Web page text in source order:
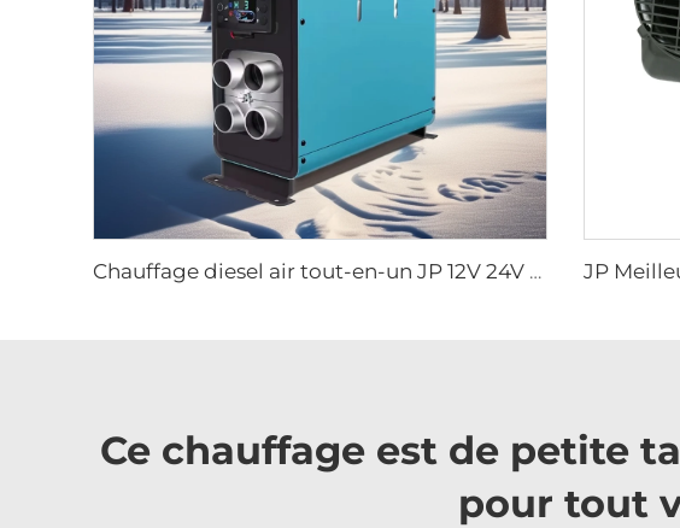
Chauffage diesel air tout-en-un JP 12V 24V 2KW avec télécommande LCD pour voiture et camping-car
Ce chauffage est de petite
pour tout